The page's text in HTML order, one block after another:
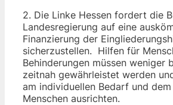
2. Die Linke Hessen fordert die
Landesregierung auf eine
Finanzierung der
sicherzustellen. Hilfen für
Behinderungen müssen weniger
zeitnah gewährleistet werden
am individuellen Bedarf und
Menschen ausrichten.